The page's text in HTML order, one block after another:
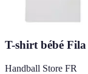
T-shirt bébé
Handball Store FR